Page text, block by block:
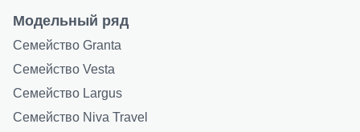
Модельный ряд
Семейство Granta
Семейство Vesta
Семейство Largus
Семейство Niva Travel